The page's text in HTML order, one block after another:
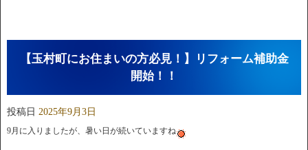
【玉村町にお住まいの方必見！】リフォーム補助金
開始！！
投稿日 2025年9月3日
9月に入りましたが、暑い日が続いていますね